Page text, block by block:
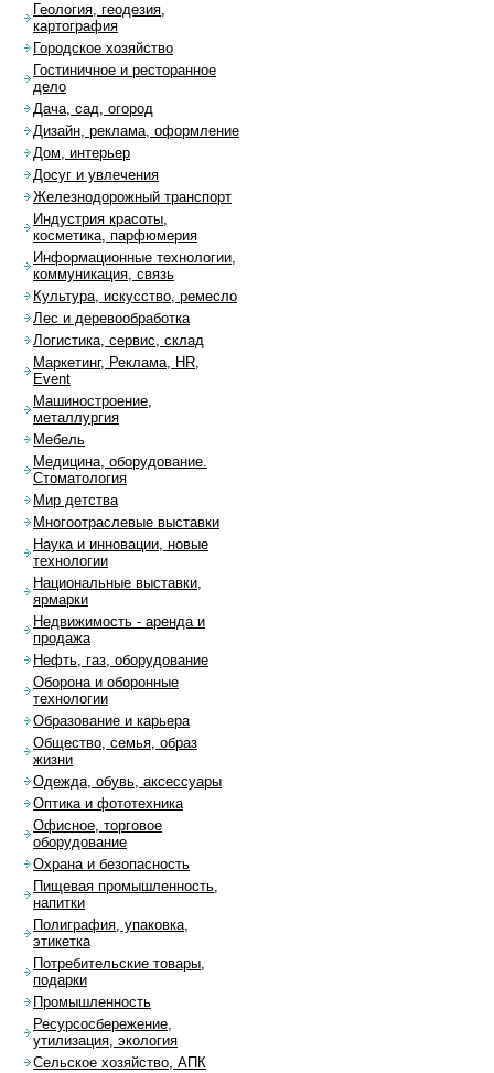
Геология, геодезия,
картография
Городское хозяйство
Гостиничное и ресторанное
дело
Дача, сад, огород
Дизайн, реклама, оформление
Дом, интерьер
Досуг и увлечения
Железнодорожный транспорт
Индустрия красоты,
косметика, парфюмерия
Информационные технологии,
коммуникация, связь
Культура, искусство, ремесло
Лес и деревообработка
Логистика, сервис, склад
Маркетинг, Реклама, HR,
Event
Машиностроение,
металлургия
Мебель
Медицина, оборудование.
Стоматология
Мир детства
Многоотраслевые выставки
Наука и инновации, новые
технологии
Национальные выставки,
ярмарки
Недвижимость - аренда и
продажа
Нефть, газ, оборудование
Оборона и оборонные
технологии
Образование и карьера
Общество, семья, образ
жизни
Одежда, обувь, аксессуары
Оптика и фототехника
Офисное, торговое
оборудование
Охрана и безопасность
Пищевая промышленность,
напитки
Полиграфия, упаковка,
этикетка
Потребительские товары,
подарки
Промышленность
Ресурсосбережение,
утилизация, экология
Сельское хозяйство, АПК